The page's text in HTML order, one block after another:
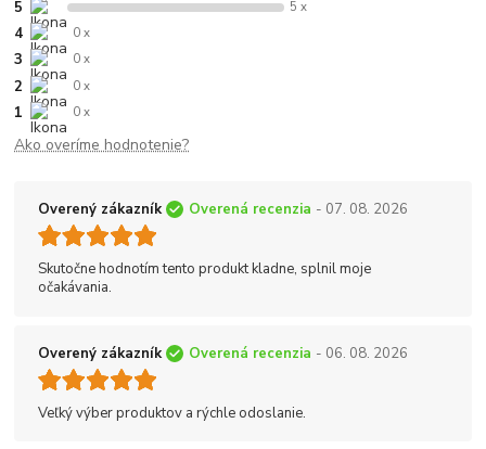
5 5 x
4 0 x
3 0 x
2 0 x
1 0 x
Ako overíme hodnotenie?
Overený zákazník Overená recenzia - 07. 08. 2026
Skutočne hodnotím tento produkt kladne, splnil moje
očakávania.
Overený zákazník Overená recenzia - 06. 08. 2026
Veľký výber produktov a rýchle odoslanie.